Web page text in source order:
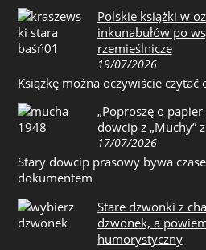
Polskie książki w
inkunabułów po
rzemieślnicze
19/07/2026
Książkę można oczywiście czytać
„Poproszę o
dowcip z „Muchy”
17/07/2026
Stary dowcip prasowy bywa
dokumentem
Stare dzwonki z
dzwonek, a
humorystyczny